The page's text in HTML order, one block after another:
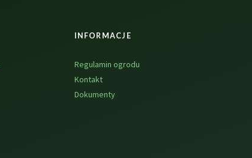
INFORMACJE
Regulamin ogrodu
Kontakt
Dokumenty